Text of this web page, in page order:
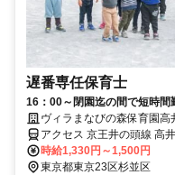
遅番専任保育士
16：00～閉園迄の間で短時間
す！週3日～シフトOK！
ヴィラまなびの森保育園高
アクセス 京王井の頭線 高
時給1,330円～1,500円
東京都東京23区杉並区